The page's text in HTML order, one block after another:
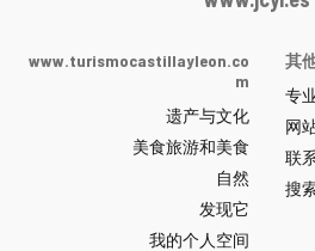
y
León
网
站
门
户
-
www.turismocastillayleon.co
m
遗产与文化
美食旅游和美食
自然
发现它
我的个人空间
其
专
网
联
搜